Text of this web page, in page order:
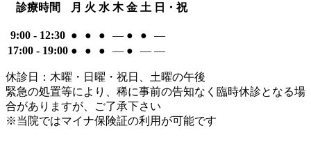
診療時間 月 火 水 木 金 土 日・祝
9:00 - 12:30 ● ● ● ― ● ●
―
17:00 - 19:00 ● ● ● ― ● ― ―
休診日：木曜・日曜・祝日、土曜の午後
緊急の処置等により、稀に事前の告知なく臨時休診となる場
合がありますが、ご了承下さい
※当院ではマイナ保険証の利用が可能です